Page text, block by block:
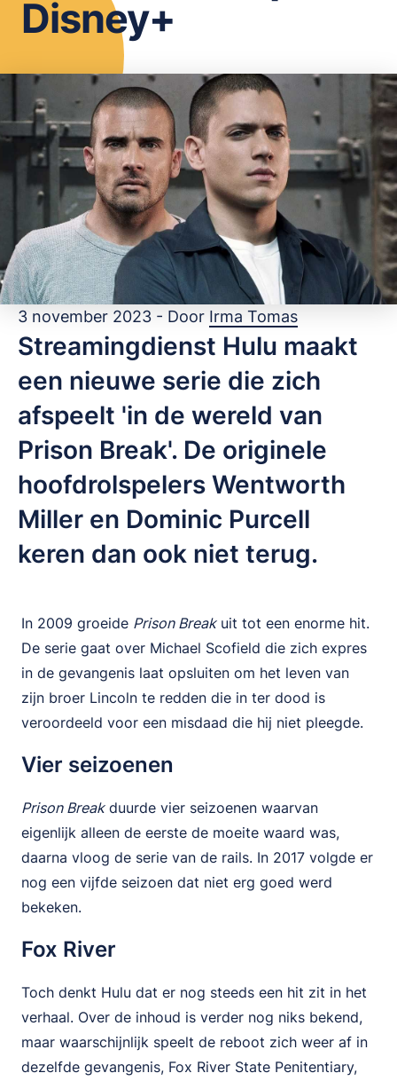
OPSLAAN
Disney+
3 november 2023 - Door Irma Tomas
Streamingdienst Hulu maakt
een nieuwe serie die zich
afspeelt 'in de wereld van
Prison Break'. De originele
hoofdrolspelers Wentworth
Miller en Dominic Purcell
keren dan ook niet terug.
In 2009 groeide Prison Breakuit tot een enorme hit.
De serie gaat over Michael Scofield die zich expres
in de gevangenis laat opsluiten om het leven van
zijn broer Lincoln te redden die in ter dood is
veroordeeld voor een misdaad die hij niet pleegde.
Vier seizoenen
Prison Breakduurde vier seizoenen waarvan
eigenlijk alleen de eerste de moeite waard was,
daarna vloog de serie van de rails. In 2017 volgde er
nog een vijfde seizoen dat niet erg goed werd
bekeken.
Fox River
Toch denkt Hulu dat er nog steeds een hit zit in het
verhaal. Over de inhoud is verder nog niks bekend,
maar waarschijnlijk speelt de reboot zich weer af in
dezelfde gevangenis, Fox River State Penitentiary,